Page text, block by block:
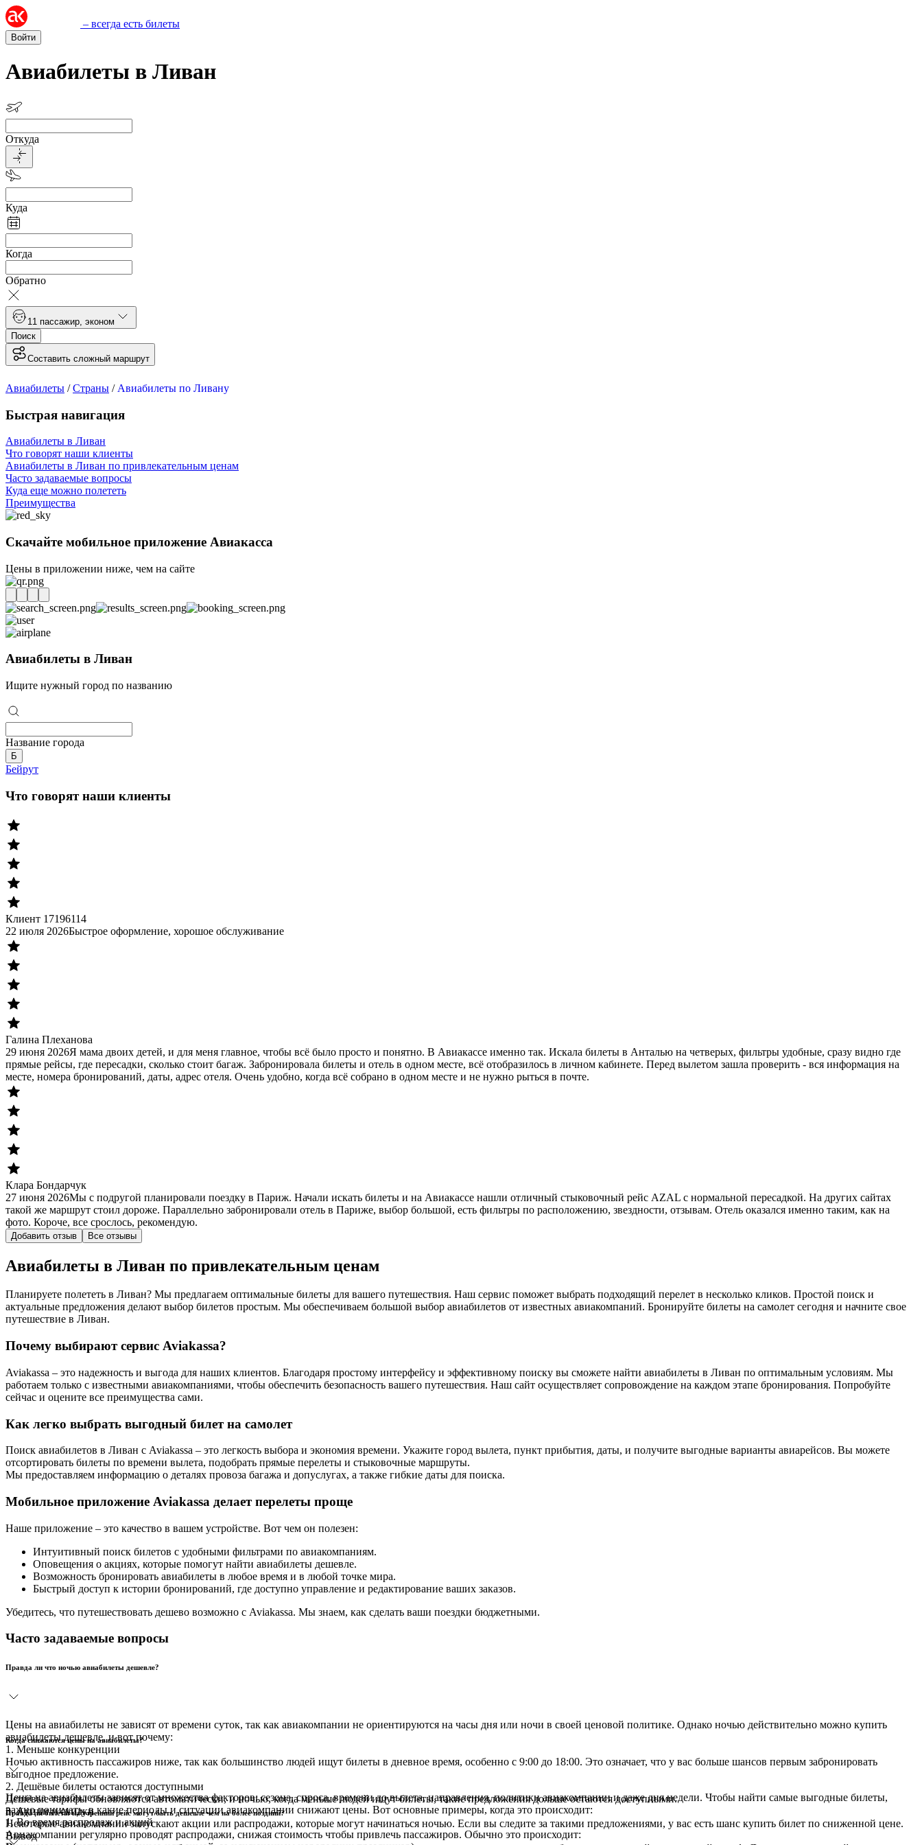
– всегда есть билеты
Войти
Авиабилеты в Ливан
Откуда
Куда
Когда
Обратно
1 1 пассажир эконом
Поиск
Составить сложный маршрут
Авиабилеты /Страны / Авиабилеты по Ливану
Быстрая навигация
Авиабилеты в Ливан
Что говорят наши клиенты
Авиабилеты в Ливан по привлекательным ценам
Часто задаваемые вопросы
Куда еще можно полететь
Преимущества
Скачайте мобильное приложение Авиакасса
Цены в приложении ниже, чем на сайте
Авиабилеты в Ливан
Ищите нужный город по названию
Название города
Б
Бейрут
Что говорят наши клиенты
Клиент 17196114
22 июля 2026Быстрое оформление, хорошое обслуживание
Галина Плеханова
29 июня 2026Я мама двоих детей, и для меня главное, чтобы всё было просто и понятно. В Авиакассе именно так. Искала билеты в Анталью на четверых, фильтры удобные, сразу видно где
прямые рейсы, где пересадки, сколько стоит багаж. Забронировала билеты и отель в одном месте, всё отобразилось в личном кабинете. Перед вылетом зашла проверить - вся информация на
месте, номера бронирований, даты, адрес отеля. Очень удобно, когда всё собрано в одном месте и не нужно рыться в почте.
Клара Бондарчук
27 июня 2026Мы с подругой планировали поездку в Париж. Начали искать билеты и на Авиакассе нашли отличный стыковочный рейс AZAL с нормальной пересадкой. На других сайтах
такой же маршрут стоил дороже. Параллельно забронировали отель в Париже, выбор большой, есть фильтры по расположению, звездности, отзывам. Отель оказался именно таким, как на
фото. Короче, все срослось, рекомендую.
Добавить отзыв Все отзывы
Авиабилеты в Ливан по привлекательным ценам
Планируете полететь в Ливан? Мы предлагаем оптимальные билеты для вашего путешествия. Наш сервис поможет выбрать подходящий перелет в несколько кликов. Простой поиск и
актуальные предложения делают выбор билетов простым. Мы обеспечиваем большой выбор авиабилетов от известных авиакомпаний. Бронируйте билеты на самолет сегодня и начните свое
путешествие в Ливан.
Почему выбирают сервис Aviakassa?
Aviakassa – это надежность и выгода для наших клиентов. Благодаря простому интерфейсу и эффективному поиску вы сможете найти авиабилеты в Ливан по оптимальным условиям. Мы
работаем только с известными авиакомпаниями, чтобы обеспечить безопасность вашего путешествия. Наш сайт осуществляет сопровождение на каждом этапе бронирования. Попробуйте
сейчас и оцените все преимущества сами.
Как легко выбрать выгодный билет на самолет
Поиск авиабилетов в Ливан с Aviakassa – это легкость выбора и экономия времени. Укажите город вылета, пункт прибытия, даты, и получите выгодные варианты авиарейсов. Вы можете
отсортировать билеты по времени вылета, подобрать прямые перелеты и стыковочные маршруты.
Мы предоставляем информацию о деталях провоза багажа и допуслугах, а также гибкие даты для поиска.
Мобильное приложение Aviakassa делает перелеты проще
Наше приложение – это качество в вашем устройстве. Вот чем он полезен:
Интуитивный поиск билетов с удобными фильтрами по авиакомпаниям.
Оповещения о акциях, которые помогут найти авиабилеты дешевле.
Возможность бронировать авиабилеты в любое время и в любой точке мира.
Быстрый доступ к истории бронирований, где доступно управление и редактирование ваших заказов.
Убедитесь, что путешествовать дешево возможно с Aviakassa. Мы знаем, как сделать ваши поездки бюджетными.
Часто задаваемые вопросы
Правда ли что ночью авиабилеты дешевле?
Цены на авиабилеты не зависят от времени суток, так как авиакомпании не ориентируются на часы дня или ночи в своей ценовой политике. Однако ночью действительно можно купить
авиабилеты дешевле, и вот почему:
1. Меньше конкуренции
Ночью активность пассажиров ниже, так как большинство людей ищут билеты в дневное время, особенно с 9:00 до 18:00. Это означает, что у вас больше шансов первым забронировать
выгодное предложение.
2. Дешёвые билеты остаются доступными
Дешёвые тарифы обновляются автоматически, и ночью, когда меньше людей ищут билеты, такие предложения дольше остаются доступными.
3. Акции и скидки
Некоторые авиакомпании запускают акции или распродажи, которые могут начинаться ночью. Если вы следите за такими предложениями, у вас есть шанс купить билет по сниженной цене.
Вывод
Когда снижаются цены на авиабилеты?
Цены на авиабилеты зависят от множества факторов: сезона, спроса, времени до вылета, направления, политики авиакомпании и даже дня недели. Чтобы найти самые выгодные билеты,
важно понимать, в какие периоды и ситуации авиакомпании снижают цены. Вот основные примеры, когда это происходит:
1. Во время распродаж и акций
Авиакомпании регулярно проводят распродажи, снижая стоимость чтобы привлечь пассажиров. Обычно это происходит:
Правда ли билеты на утренний рейс могут быть дешевле чем на более поздний?